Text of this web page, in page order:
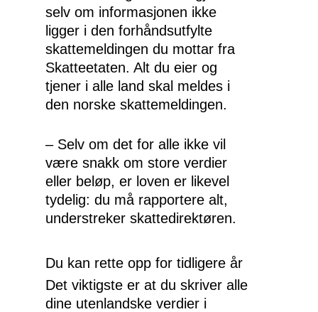
selv om informasjonen ikke
ligger i den forhåndsutfylte
skattemeldingen du mottar fra
Skatteetaten. Alt du eier og
tjener i alle land skal meldes i
den norske skattemeldingen.
– Selv om det for alle ikke vil
være snakk om store verdier
eller beløp, er loven er likevel
tydelig: du må rapportere alt,
understreker skattedirektøren.
Du kan rette opp for tidligere år
Det viktigste er at du skriver alle
dine utenlandske verdier i
Samfunnsansvar
Innsikt
Karriere
Kontakt oss